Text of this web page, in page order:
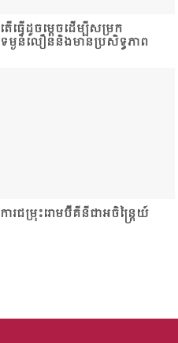
តើធ្វើដូចម្តេចដើម្បីសម្រក​
ទម្ងន់លឿននិងមានប្រសិទ្ធភាព
ការជម្រុះរោមប៊ីគីនីជាអចិន្ត្រៃយ៍